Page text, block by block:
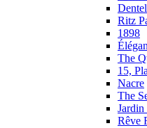
Ritz
1898
The
15,
Nacre
The
Jardin
Rêve